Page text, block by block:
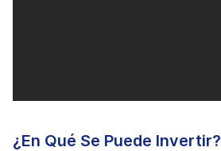
¿En Qué Se Puede Invertir?